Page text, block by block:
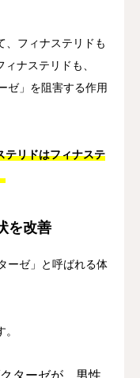
、フィナステリドも
ナステリドも、
ゼ」を阻害する作用
テリドはフィナステ
を改善
ーゼ」と呼ばれる体
ターゼが、男性